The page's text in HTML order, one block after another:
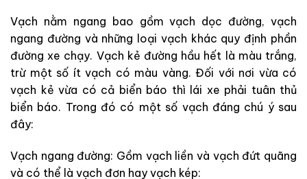
Vạch nằm ngang bao gồm vạch dọc đường, vạch
ngang đường và những loại vạch khác quy định phần
đường xe chạy. Vạch kẻ đường hầu hết là màu trắng,
trừ một số ít vạch có màu vàng. Đối với nơi vừa có
vạch kẻ vừa có cả biển báo thì lái xe phải tuân thủ
biển báo. Trong đó có một số vạch đáng chú ý sau
đây:
Vạch ngang đường: Gồm vạch liền và vạch đứt quãng
và có thể là vạch đơn hay vạch kép: